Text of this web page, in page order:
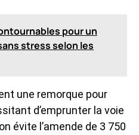
pour un
stress selon les
une remorque pour
d’emprunter la voie
évite l’amende de 3 750